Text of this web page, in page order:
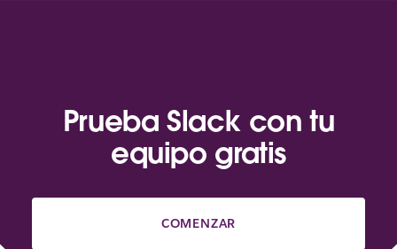
Prueba Slack con tu
equipo gratis
COMENZAR